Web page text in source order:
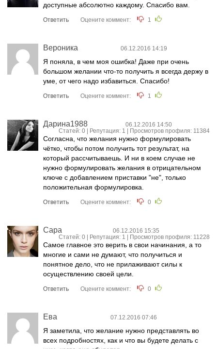
доступные абсолютно каждому. Спасибо вам.
Ответить Оцените коммент: 1
Вероника 06.12.2016 14:19
Я поняла, в чем моя ошибка! Даже при очень
большом желании что-то получить я всегда держу в
уме, от чего надо избавиться. Спасибо!
Ответить Оцените коммент: 1
Дарина1988
06.12.2016 14:50
Статей: 0 | Репутация: 1 | Просмотров профиля: 11384
Согласна, что желания нужно формулировать
чётко, чтобы потом получить тот результат, на
который рассчитываешь. И ни в коем случае не
нужно формулировать желания в отрицательном
ключе с добавлением приставки "не", только
положительная формулировка.
Ответить Оцените коммент: 0
Сара
06.12.2016 15:35
Статей: 0 | Репутация: 1 | Просмотров профиля: 11228
Самое главное это верить в свои начинания, а то
многие и сами не думают, что получиться и
понятное дело, что не прилаживают силы к
осуществлению своей цели.
Ответить Оцените коммент: 0
Ева 07.12.2016 07:46
Я заметила, что желание нужно представлять во
всех подробностях, как и что вы будете делать с